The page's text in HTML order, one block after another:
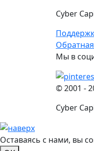
Cyber
Мы в
© 2001 -
Cyber
Оставаясь с нами, вы